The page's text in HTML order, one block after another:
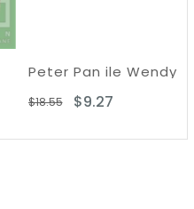
Peter Pan ile Wendy
$9.27
$18.55